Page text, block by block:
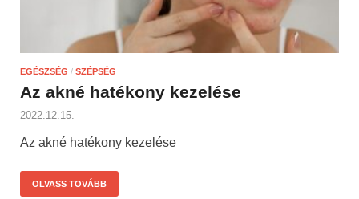
EGÉSZSÉG / SZÉPSÉG
Az akné hatékony kezelése
2022.12.15.
Az akné hatékony kezelése
OLVASS TOVÁBB